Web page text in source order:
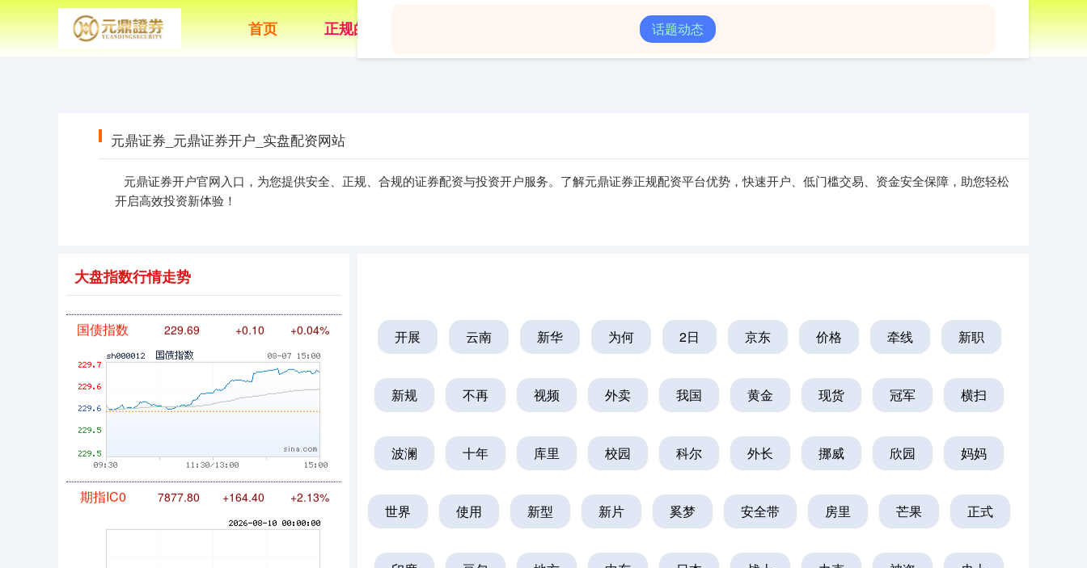
首页 正规的杠杆炒股平台 配资平台APP下载
元鼎证券_元鼎证券开户_实盘配资网站
元鼎证券开户官网入口，为您提供安全、正规、合规的证券配资与投资开户服务。了解元鼎证券正规配资平台优势，快速开户、低门槛交易、资金安全保障，助您轻松
开启高效投资新体验！
话题动态
开展 云南 新华 为何 2日 京东 价格 牵线 新职
新规 不再 视频 外卖 我国 黄金 现货 冠军 横扫
波澜 十年 库里 校园 科尔 外长 挪威 欣园 妈妈
世界 使用 新型 新片 奚梦 安全带 房里 芒果 正式
大盘指数行情走势
创业板指 3563.12 +47.56 +1.35%
基金指数 7242.10 +12.30 +0.17%
国债指数 229.69 +0.04%
+164.40 +2.13%